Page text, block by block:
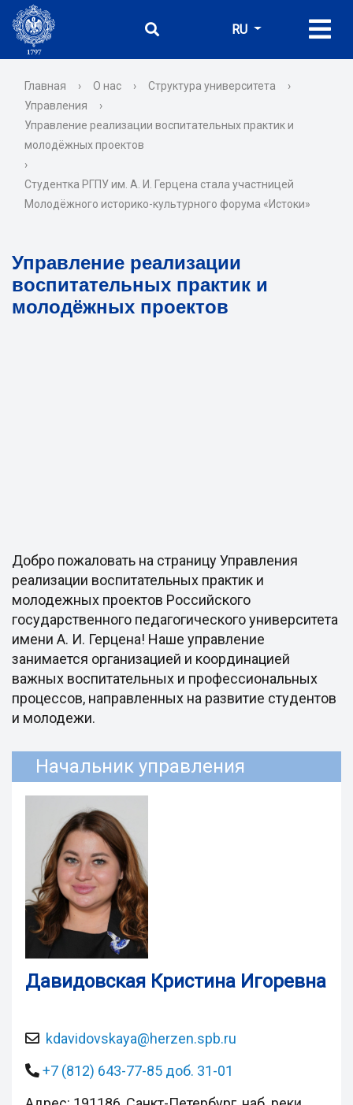
RU
Главная › О нас › Структура университета
›
Управления
›
Управление реализации воспитательных практик и
молодёжных проектов
›
Студентка РГПУ им. А. И. Герцена стала участницей
Молодёжного историко-культурного форума «Истоки»
Управление реализации
воспитательных практик и
молодёжных проектов
Добро пожаловать на страницу Управления
реализации воспитательных практик и
молодежных проектов Российского
государственного педагогического университета
имени А. И. Герцена! Наше управление
занимается организацией и координацией
важных воспитательных и профессиональных
процессов, направленных на развитие студентов
и молодежи.
Начальник управления
Давидовская Кристина Игоревна
kdavidovskaya@herzen.spb.ru
+7 (812) 643-77-85 доб. 31-01